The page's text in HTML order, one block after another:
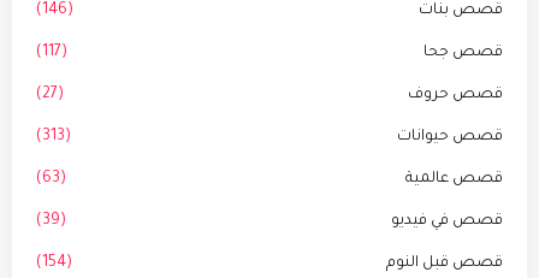
قصص بنات (146)
قصص جحا (117)
قصص حروف (27)
قصص حيوانات (313)
قصص عالمية (63)
قصص في فيديو (39)
قصص قبل النوم (154)